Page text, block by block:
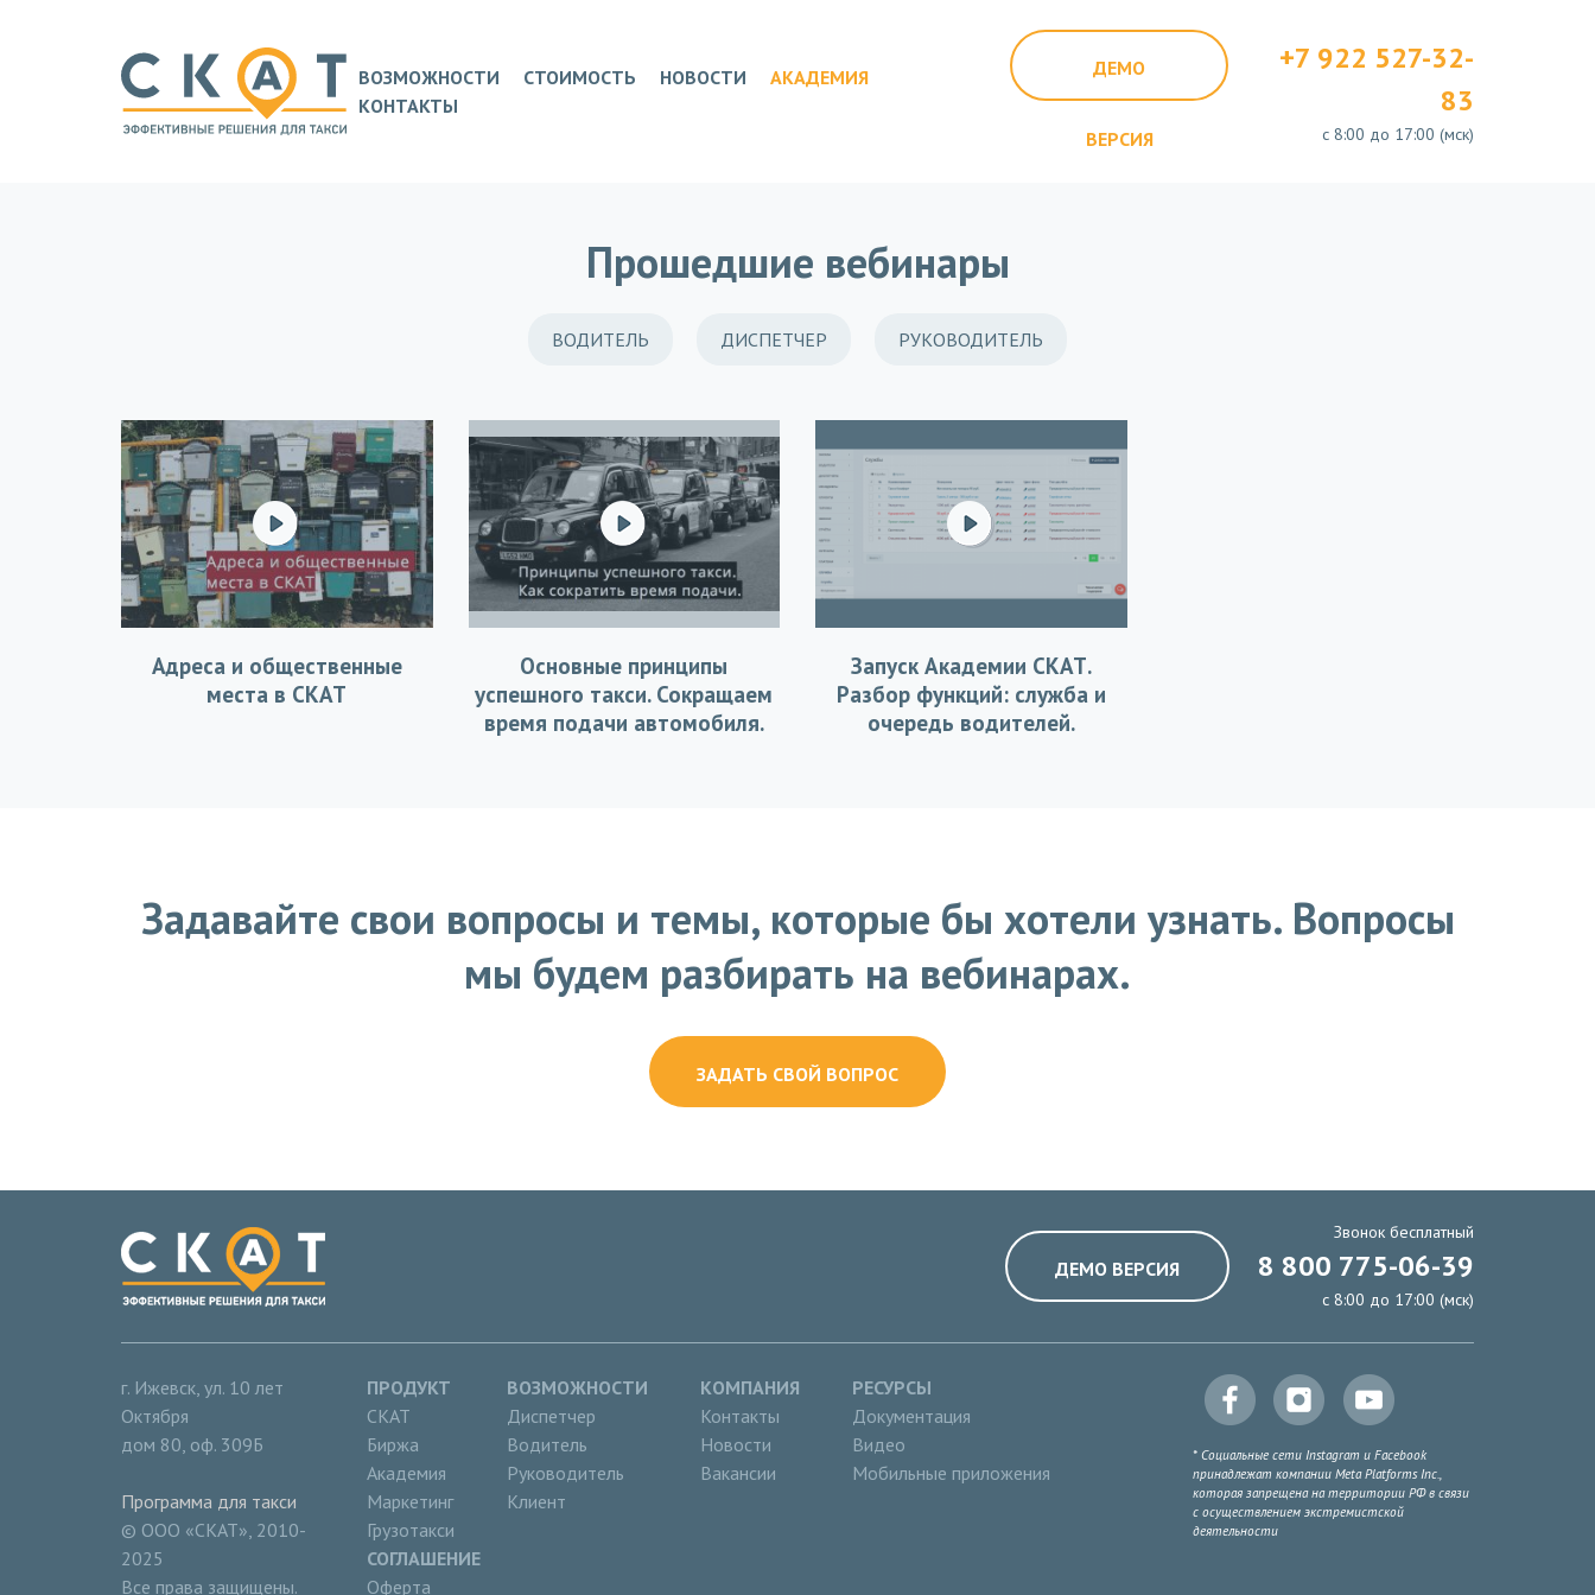
ВОЗМОЖНОСТИ СТОИМОСТЬ НОВОСТИ
АКАДЕМИЯ
КОНТАКТЫ
ДЕМО
ВЕРСИЯ
+7 922 527-32-
83
с 8:00 до 17:00 (мск)
Прошедшие вебинары
ВОДИТЕЛЬ ДИСПЕТЧЕР РУКОВОДИТЕЛЬ
Адреса и общественные
места в СКАТ
Основные принципы
успешного такси. Сокращаем
время подачи автомобиля.
Запуск Академии СКАТ.
Разбор функций: служба и
очередь водителей.
Задавайте свои вопросы и темы, которые бы хотели узнать. Вопросы
мы будем разбирать на вебинарах.
ЗАДАТЬ СВОЙ ВОПРОС
ДЕМО ВЕРСИЯ
Звонок бесплатный
8 800 775-06-39
с 8:00 до 17:00 (мск)
г. Ижевск, ул. 10 лет
Октября
дом 80, оф. 309Б
Программа для такси
© ООО «СКАТ», 2010-
2025
Все права защищены.
ПРОДУКТ
СКАТ
Биржа
Академия
Маркетинг
Грузотакси
ВОЗМОЖНОСТИ
Диспетчер
Водитель
Руководитель
Клиент
КОМПАНИЯ
Контакты
Новости
Вакансии
РЕСУРСЫ
Документация
Видео
Мобильные приложения
СОГЛАШЕНИЕ
Оферта
* Социальные сети Instagram и Facebook
принадлежат компании Meta Platforms Inc.,
которая запрещена на территории РФ в связи
с осуществлением экстремистской
деятельности